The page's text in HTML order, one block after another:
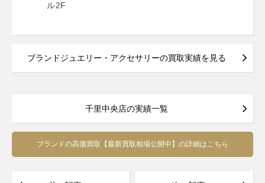
ル2F
ブランドジュエリー・アクセサリーの買取実績を見る
千里中央店の実績一覧
ブランドの高価買取【最新買取相場公開中】の詳細はこちら